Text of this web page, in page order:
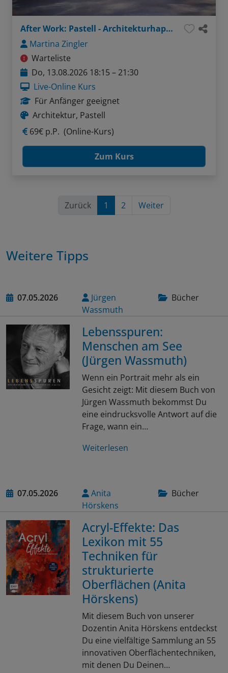
After Work: Pastell - Architekturhappen: Wände, Türen, Fenster
Martina Zingler
Warteliste
Do, 13.08.2026 18:15 – 21:30
Live-Online Kurs
Für Anfänger geeignet
Architektur, Pastell
69€ p.P. (Online-Kurs)
Zum Kurs
Zurück 1 2 Weiter
Weitere Tipps
07.05.2026
Jürgen
Wassmuth
Bücher
Lebensspuren:
Menschen am See
(Jürgen Wassmuth)
Wenn ein Portrait mehr als ein
Gesicht zeigt: Mit diesem Buch von
Jürgen Wassmuth bekommst Du
eine eindrucksvolle Antwort auf die
Frage, wann ein…
Weiterlesen
07.05.2026
Anita
Hörskens
Bücher
Acryl-Effekte: Das
Lexikon mit 55
Techniken für
strukturierte
Oberflächen (Anita
Hörskens)
Mit diesem Buch von unserer
Dozentin Anita Hörskens entdeckst
Du eine vielfältige Sammlung an 55
innovativen Oberflächentechniken,
mit denen Du Deinen…